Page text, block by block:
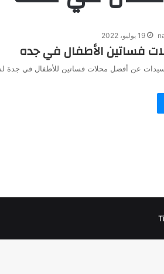
19 يوليو، 2022
عن أفضل محلات فساتين للأطفال في جدة